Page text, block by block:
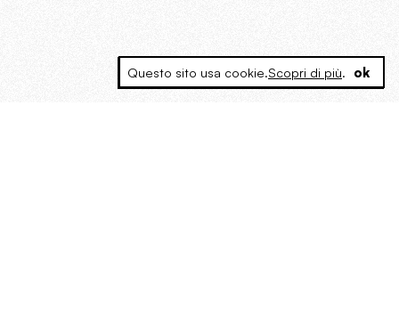
Questo sito usa cookie.Scopri di più. ok